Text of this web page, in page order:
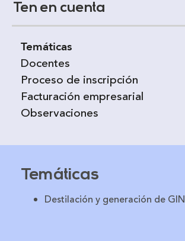
Ten en cuenta
Temáticas
Docentes
Proceso de inscripción
Facturación empresarial
Observaciones
Temáticas
Destilación y generación de GIN